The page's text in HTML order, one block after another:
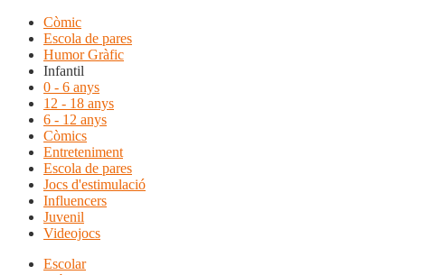
Còmic
Escola de pares
Humor Gràfic
Infantil
0 - 6 anys
12 - 18 anys
6 - 12 anys
Còmics
Entreteniment
Escola de pares
Jocs d'estimulació
Influencers
Juvenil
Videojocs
Escolar